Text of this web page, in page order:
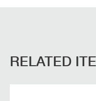
RELATED